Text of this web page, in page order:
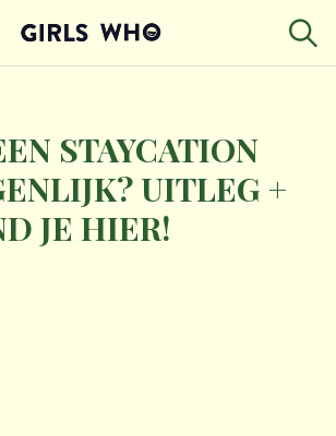
GIRLS WHO
STAYCATION
UITLEG +
JE HIER!